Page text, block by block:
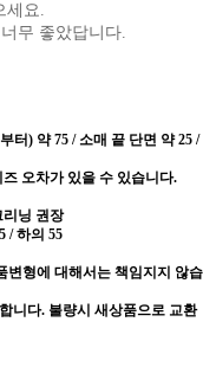
세요.
무 좋았답니다.
터) 약 75 / 소매 끝 단면 약 25 /
오차가 있을 수 있습니다.
리닝 권장
/ 하의 55
변형에 대해서는 책임지지 않습
니다. 불량시 새상품으로 교환